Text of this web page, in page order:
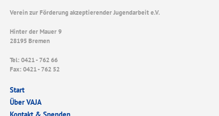
Verein zur Förderung akzeptierender Jugendarbeit e.V.
Hinter der Mauer 9
28195 Bremen
Tel: 0421 - 762 66
Fax: 0421 - 762 52
Start
Über VAJA